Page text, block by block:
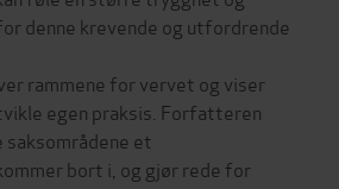
denne krevende og utfordrende
rammene for vervet og viser
egen praksis. Forfatteren
et
bort i, og gjør rede for